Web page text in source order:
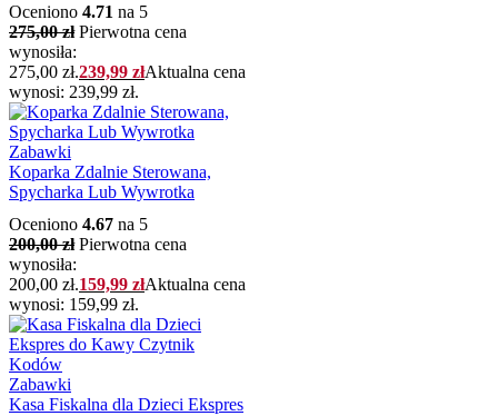
Oceniono 4.71 na 5
275,00zł Pierwotna cena
wynosiła:
275,00 zł.239,99 złAktualna cena
wynosi: 239,99 zł.
Zabawki
Koparka Zdalnie Sterowana,
Spycharka Lub Wywrotka
Oceniono 4.67 na 5
200,00zł Pierwotna cena
wynosiła:
200,00 zł.159,99 złAktualna cena
wynosi: 159,99 zł.
Zabawki
Kasa Fiskalna dla Dzieci Ekspres